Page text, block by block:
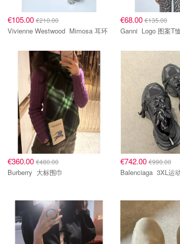
€105.00 €210.00
Vivienne Westwood Mimosa 耳环
€68.00€135.00
Ganni Logo 图案T恤
€360.00 €480.00
Burberry 大标围巾
€742.00€990.00
Balenciaga 3XL